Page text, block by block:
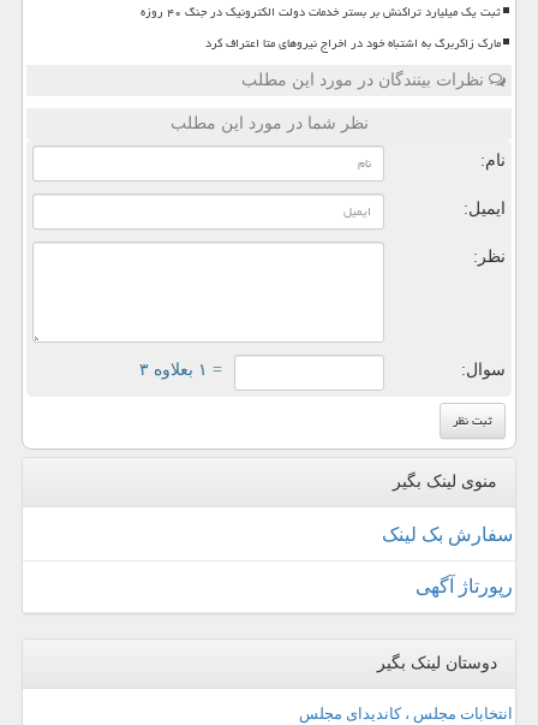
ثبت یک میلیارد تراکنش بر بستر خدمات دولت الکترونیک در جنگ ۴۰ روزه
مارک زاکربرگ به اشتباه خود در اخراج نیروهای متا اعتراف کرد
نظرات بینندگان در مورد این مطلب
نظر شما در مورد این مطلب
نام:
ایمیل:
نظر:
سوال: = ۱ بعلاوه ۳
منوی لینک بگیر
سفارش بک لینک
رپورتاژ آگهی
دوستان لینک بگیر
انتخابات مجلس ، کاندیدای مجلس